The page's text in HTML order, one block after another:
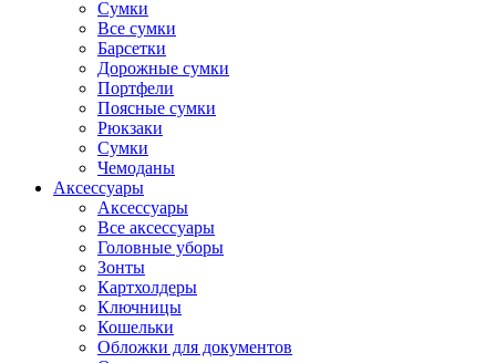
Сумки
Все сумки
Барсетки
Дорожные сумки
Портфели
Поясные сумки
Рюкзаки
Сумки
Чемоданы
Аксессуары
Аксессуары
Все аксессуары
Головные уборы
Зонты
Картхолдеры
Ключницы
Кошельки
Обложки для документов